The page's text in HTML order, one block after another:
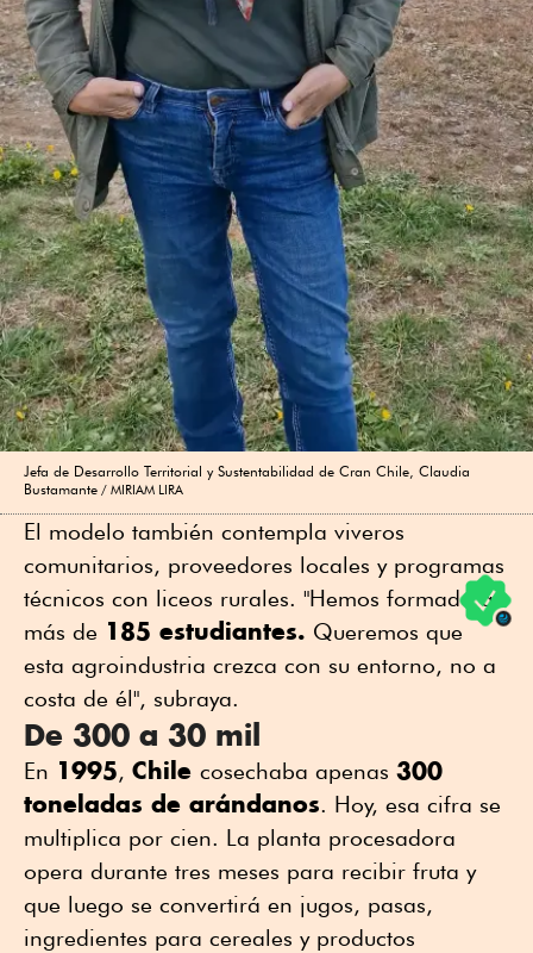
Jefa de Desarrollo Territorial y Sustentabilidad de Cran Chile, Claudia
Bustamante
MIRIAM LIRA
El modelo también contempla viveros
comunitarios, proveedores locales y programas
técnicos con liceos rurales. "Hemos formado a
más de 185 estudiantes. Queremos que
esta agroindustria crezca con su entorno, no a
costa de él", subraya.
De 300 a 30 mil
En 1995, Chile cosechaba apenas 300
toneladas de arándanos. Hoy, esa cifra se
multiplica por cien. La planta procesadora
opera durante tres meses para recibir fruta y
que luego se convertirá en jugos, pasas,
ingredientes para cereales y productos